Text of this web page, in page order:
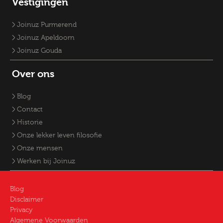
Joinuz Purmerend
Joinuz Apeldoorn
Joinuz Gouda
Over ons
Blog
Contact
Historie
Onze lekker leven filosofie
Onze mensen
Werken bij Joinuz
Blog
Disclaimer
Privacy
Algemene Voorwaarden